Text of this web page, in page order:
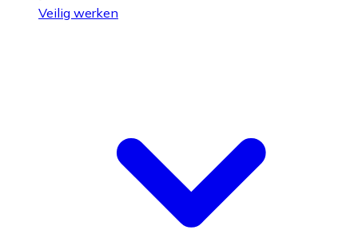
Veilig werken